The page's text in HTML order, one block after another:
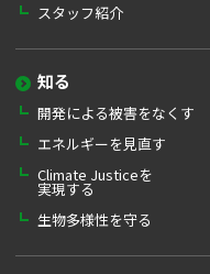
スタッフ紹介
知る
開発による被害をなくす
エネルギーを見直す
Climate Justiceを
実現する
生物多様性を守る